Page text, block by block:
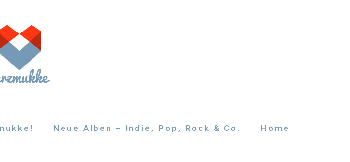
Neue Alben – Indie, Pop, Rock & Co. Home